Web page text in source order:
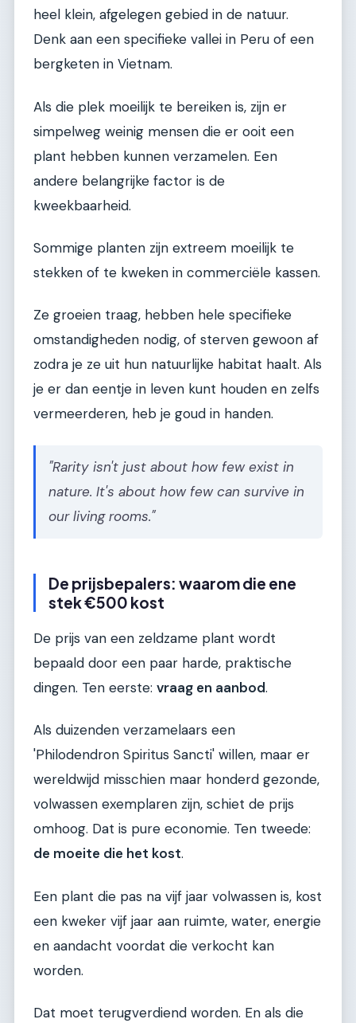
heel klein, afgelegen gebied in de natuur.
Denk aan een specifieke vallei in Peru of een
bergketen in Vietnam.
Als die plek moeilijk te bereiken is, zijn er
simpelweg weinig mensen die er ooit een
plant hebben kunnen verzamelen. Een
andere belangrijke factor is de
kweekbaarheid.
Sommige planten zijn extreem moeilijk te
stekken of te kweken in commerciële kassen.
Ze groeien traag, hebben hele specifieke
omstandigheden nodig, of sterven gewoon af
zodra je ze uit hun natuurlijke habitat haalt. Als
je er dan eentje in leven kunt houden en zelfs
vermeerderen, heb je goud in handen.
"Rarity isn't just about how few exist in
nature. It's about how few can survive in
our living rooms."
De prijsbepalers: waarom die ene
stek €500 kost
De prijs van een zeldzame plant wordt
bepaald door een paar harde, praktische
dingen. Ten eerste: vraag en aanbod.
Als duizenden verzamelaars een
'Philodendron Spiritus Sancti' willen, maar er
wereldwijd misschien maar honderd gezonde,
volwassen exemplaren zijn, schiet de prijs
omhoog. Dat is pure economie. Ten tweede:
de moeite die het kost.
Een plant die pas na vijf jaar volwassen is, kost
een kweker vijf jaar aan ruimte, water, energie
en aandacht voordat die verkocht kan
worden.
Dat moet terugverdiend worden. En als die